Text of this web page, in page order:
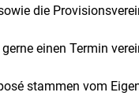
die
einen Termin
stammen vom